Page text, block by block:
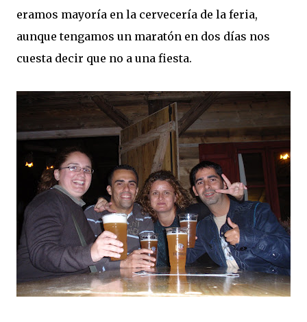
eramos mayoría en la cervecería de la feria,
aunque tengamos un maratón en dos días nos
cuesta decir que no a una fiesta.